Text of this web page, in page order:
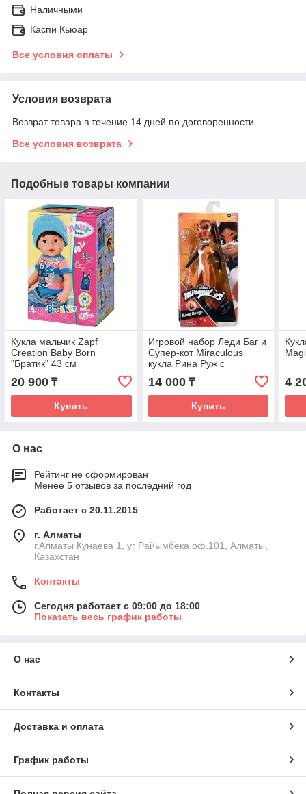
Наличными
Каспи Кьюар
Все условия оплаты
Условия возврата
Возврат товара в течение 14 дней по договоренности
Все условия возврата
Подобные товары компании
Кукла мальчик Zapf
Creation Baby Born
"Братик" 43 см
20 900 ₸
Купить
Игровой набор Леди Баг и
Супер-кот Miraculous
кукла Рина Руж с
аксессуарами 27 см
14 000₸
Купить
4
О нас
Рейтинг не сформирован
Менее 5 отзывов за последний год
Работает с 20.11.2015
г. Алматы
г.Алматы Кунаева 1, уг Райымбека оф.101, Алматы,
Казахстан
Контакты
Сегодня работает с 09:00 до 18:00
Показать весь график работы
О нас
Контакты
Доставка и оплата
График работы